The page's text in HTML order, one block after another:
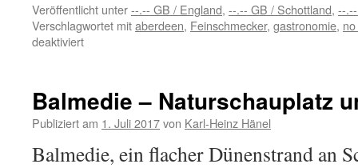
Veröffentlicht unter--.-- GB / England, --.-- GB / Schottland, --
Verschlagwortet mitaberdeen, Feinschmecker, gastronomie,
deaktiviertfür
10
Bar
Restaurant
Balmedie – Naturschauplatz
Publiziert am 1. Juli 2017von Karl-Heinz Hänel
Balmedie, ein flacher Dünenstrand an